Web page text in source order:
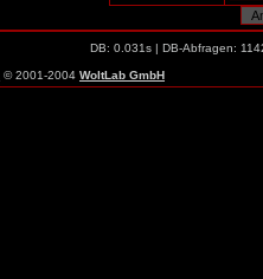
DB: 0.031s | DB-Abfragen:
© 2001-2004 WoltLab GmbH